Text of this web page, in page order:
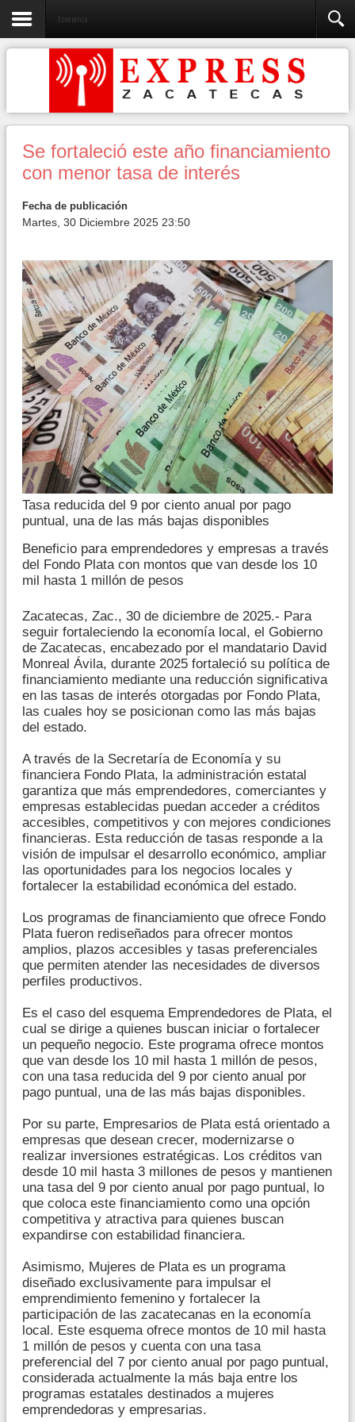
Economía
Se fortaleció este año financiamiento
con menor tasa de interés
Fecha de publicación
Martes, 30 Diciembre 2025 23:50
Tasa reducida del 9 por ciento anual por pago
puntual, una de las más bajas disponibles
Beneficio para emprendedores y empresas a través
del Fondo Plata con montos que van desde los 10
mil hasta 1 millón de pesos
Zacatecas, Zac., 30 de diciembre de 2025.- Para
seguir fortaleciendo la economía local, el Gobierno
de Zacatecas, encabezado por el mandatario David
Monreal Ávila, durante 2025 fortaleció su política de
financiamiento mediante una reducción significativa
en las tasas de interés otorgadas por Fondo Plata,
las cuales hoy se posicionan como las más bajas
del estado.
A través de la Secretaría de Economía y su
financiera Fondo Plata, la administración estatal
garantiza que más emprendedores, comerciantes y
empresas establecidas puedan acceder a créditos
accesibles, competitivos y con mejores condiciones
financieras. Esta reducción de tasas responde a la
visión de impulsar el desarrollo económico, ampliar
las oportunidades para los negocios locales y
fortalecer la estabilidad económica del estado.
Los programas de financiamiento que ofrece Fondo
Plata fueron rediseñados para ofrecer montos
amplios, plazos accesibles y tasas preferenciales
que permiten atender las necesidades de diversos
perfiles productivos.
Es el caso del esquema Emprendedores de Plata, el
cual se dirige a quienes buscan iniciar o fortalecer
un pequeño negocio. Este programa ofrece montos
que van desde los 10 mil hasta 1 millón de pesos,
con una tasa reducida del 9 por ciento anual por
pago puntual, una de las más bajas disponibles.
Por su parte, Empresarios de Plata está orientado a
empresas que desean crecer, modernizarse o
realizar inversiones estratégicas. Los créditos van
desde 10 mil hasta 3 millones de pesos y mantienen
una tasa del 9 por ciento anual por pago puntual, lo
que coloca este financiamiento como una opción
competitiva y atractiva para quienes buscan
expandirse con estabilidad financiera.
Asimismo, Mujeres de Plata es un programa
diseñado exclusivamente para impulsar el
emprendimiento femenino y fortalecer la
participación de las zacatecanas en la economía
local. Este esquema ofrece montos de 10 mil hasta
1 millón de pesos y cuenta con una tasa
preferencial del 7 por ciento anual por pago puntual,
considerada actualmente la más baja entre los
programas estatales destinados a mujeres
emprendedoras y empresarias.